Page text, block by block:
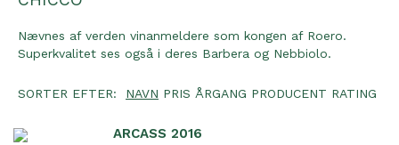
Nævnes af verden vinanmeldere som kongen af Roero.
Superkvalitet ses også i deres Barbera og Nebbiolo.
SORTER EFTER: NAVN PRIS ÅRGANG PRODUCENT RATING
ARCASS 2016